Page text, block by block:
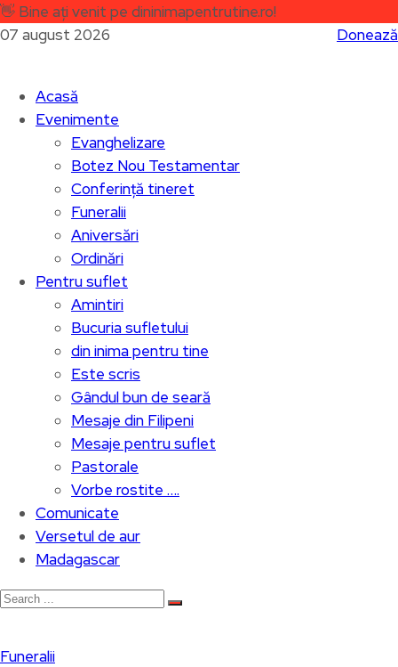
👋 Bine ați venit pe dininimapentrutine.ro!
07 august 2026
Donează
Acasă
Evenimente
Evanghelizare
Botez Nou Testamentar
Conferință tineret
Funeralii
Aniversări
Ordinări
Pentru suflet
Amintiri
Bucuria sufletului
din inima pentru tine
Este scris
Gândul bun de seară
Mesaje din Filipeni
Mesaje pentru suflet
Pastorale
Vorbe rostite ….
Comunicate
Versetul de aur
Madagascar
Funeralii